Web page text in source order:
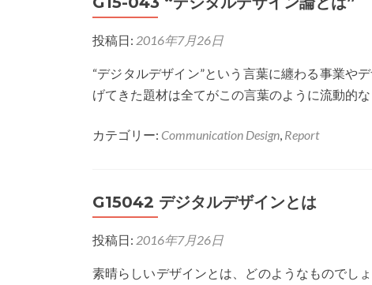
ル
投稿日: 2016年7月26日
“デジタルデザイン”という言葉に纏わる事業や
げてきた題材は全てがこの言葉のように流動的
カテゴリー: Communication Design, Report
G15042 デジタルデザインとは
投稿日: 2016年7月26日
素晴らしいデザインとは、どのようなものでし